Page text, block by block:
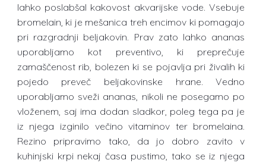
lahko poslabšal kakovost akvarijske vode. Vsebuje
bromelain, ki je mešanica treh encimov ki pomagajo
pri razgradnji beljakovin. Prav zato lahko ananas
uporabljamo kot preventivo, ki preprečuje
zamaščenost rib, bolezen ki se pojavlja pri živalih ki
pojedo preveč beljakovinske hrane. Vedno
uporabljamo sveži ananas, nikoli ne posegamo po
vloženem, saj ima dodan sladkor, poleg tega pa je
iz njega izginilo večino vitaminov ter bromelaina.
Rezino pripravimo tako, da jo dobro zavito v
kuhinjski krpi nekaj časa pustimo, tako se iz njega